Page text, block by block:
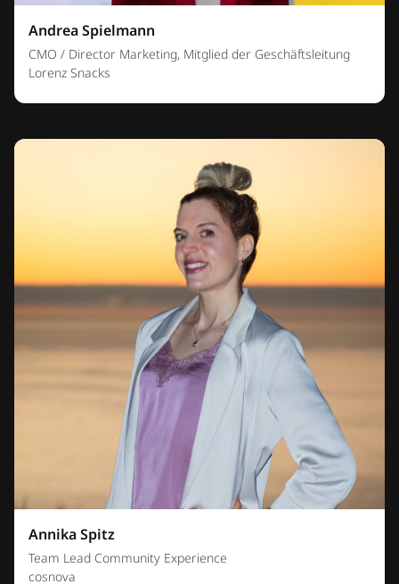
Andrea Spielmann
CMO / Director Marketing, Mitglied der Geschäftsleitung
Lorenz Snacks
Annika Spitz
Team Lead Community Experience
cosnova